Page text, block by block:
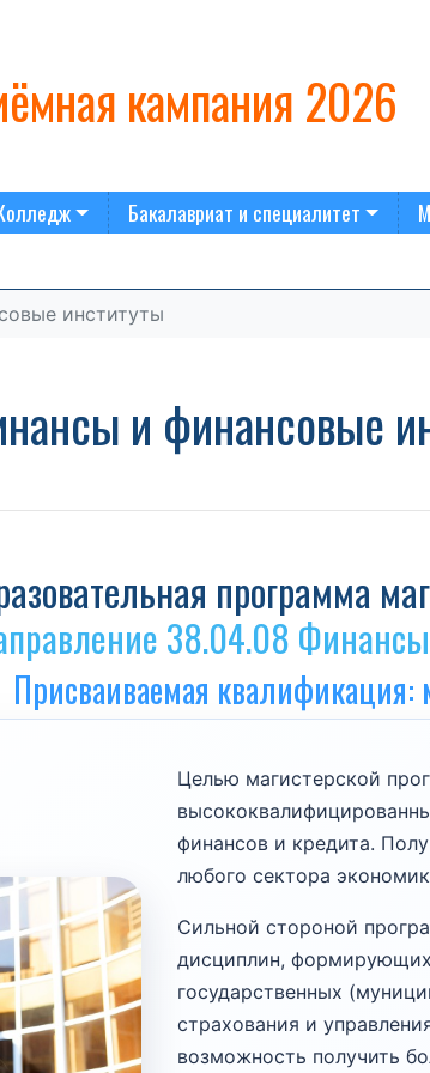
кампания 2026
Бакалавриат и специалитет
институты
и финансовые
программа
38.04.08
Присваиваемая квалификация:
Целью магистерской
финансов и кредита.
любого сектора
Сильной стороной
дисциплин, формирующих
государственных
страхования и
возможность получить